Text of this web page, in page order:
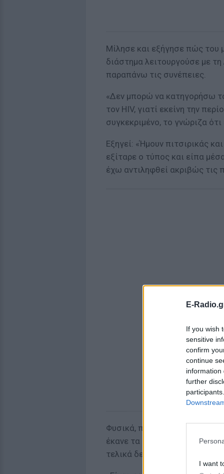
E-
If you wish
sensitive
confirm
continue
information
further
I want
Μίλησε και εξήγησε πώς του
διάστημα λειτουργούσε με
παραπάνω τις συνέπειες.
«Δεν μπορώ να κατηγορήσω
τον HIV, γιατί εκείνη την
συγκεκριμένο, το γνώριζα ότι
Εξηγεί: «Ήμουν πιτσιρικάς
εξίταρε ο τύπος και είπα
έχω αντιληφθεί ακριβώς τις
Φυσικά, παραδέχτηκε πως αν
έκανε τα ίδια λάθη: «Δεν θα
τελικά δεν με αγαπούσε και